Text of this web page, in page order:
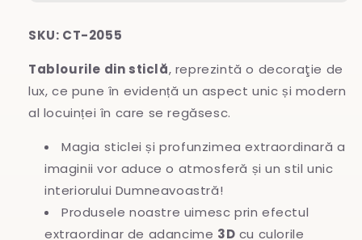
SKU: CT-2055
Tablourile din sticlă, reprezintă o decoraţie de
lux, ce pune în evidență un aspect unic și modern
al locuinței în care se regăsesc.
Magia sticlei și profunzimea extraordinară a
imaginii vor aduce o atmosferă și un stil unic
interiorului Dumneavoastră!
Produsele noastre uimesc prin efectul
extraordinar de adancime 3D cu culorile